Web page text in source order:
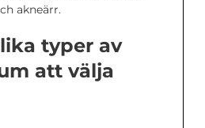
akneärr.
typer av
att välja